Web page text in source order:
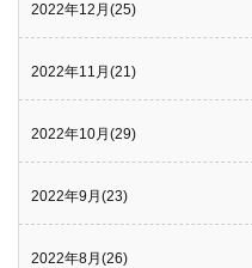
2022年12月(25)
2022年11月(21)
2022年10月(29)
2022年9月(23)
2022年8月(26)